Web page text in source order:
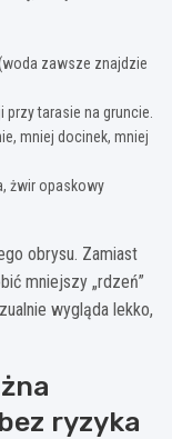
zawsze znajdzie
tarasie na gruncie.
mniej docinek, mniej
żwir opaskowy
obrysu. Zamiast
mniejszy „rdzeń”
wygląda lekko,
ryzyka